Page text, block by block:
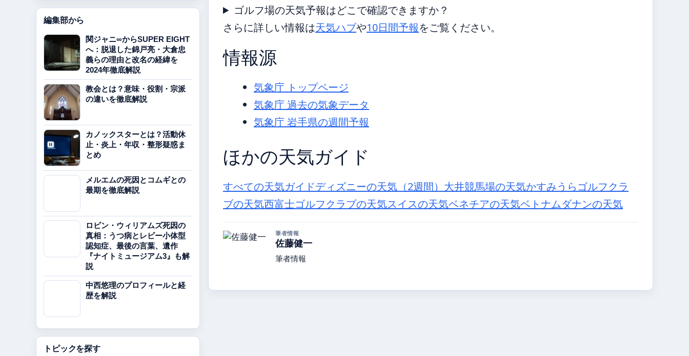
ゴルフ場の天気予報はどこで確認できますか？
さらに詳しい情報は天気ハブや10日間予報をご覧ください。
情報源
気象庁 トップページ
気象庁 過去の気象データ
気象庁 岩手県の週間予報
ほかの天気ガイド
すべての天気ガイドディズニーの天気（2週間） 大井競馬場の天気かすみうらゴルフクラ
ブの天気西富士ゴルフクラブの天気スイスの天気ベネチアの天気ベトナムダナンの天気
筆者情報
佐藤健一
筆者情報
編集部から
関ジャニ∞からSUPER EIGHT
へ：脱退した錦戸亮・大倉忠
義らの理由と改名の経緯を
2024年徹底解説
教会とは？意味・役割・宗派
の違いを徹底解説
カノックスターとは？活動休
止・炎上・年収・整形疑惑ま
とめ
メルエムの死因とコムギとの
最期を徹底解説
ロビン・ウィリアムズ死因の
真相：うつ病とレビー小体型
認知症、最後の言葉、遺作
『ナイトミュージアム3』も解
説
中西悠理のプロフィールと経
歴を解説
トピックを探す